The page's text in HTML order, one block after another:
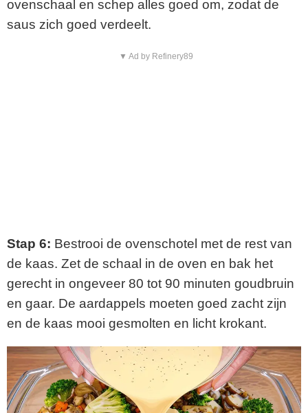
ovenschaal en schep alles goed om, zodat de
saus zich goed verdeelt.
▼ Ad by Refinery89
Stap 6: Bestrooi de ovenschotel met de rest van
de kaas. Zet de schaal in de oven en bak het
gerecht in ongeveer 80 tot 90 minuten goudbruin
en gaar. De aardappels moeten goed zacht zijn
en de kaas mooi gesmolten en licht krokant.